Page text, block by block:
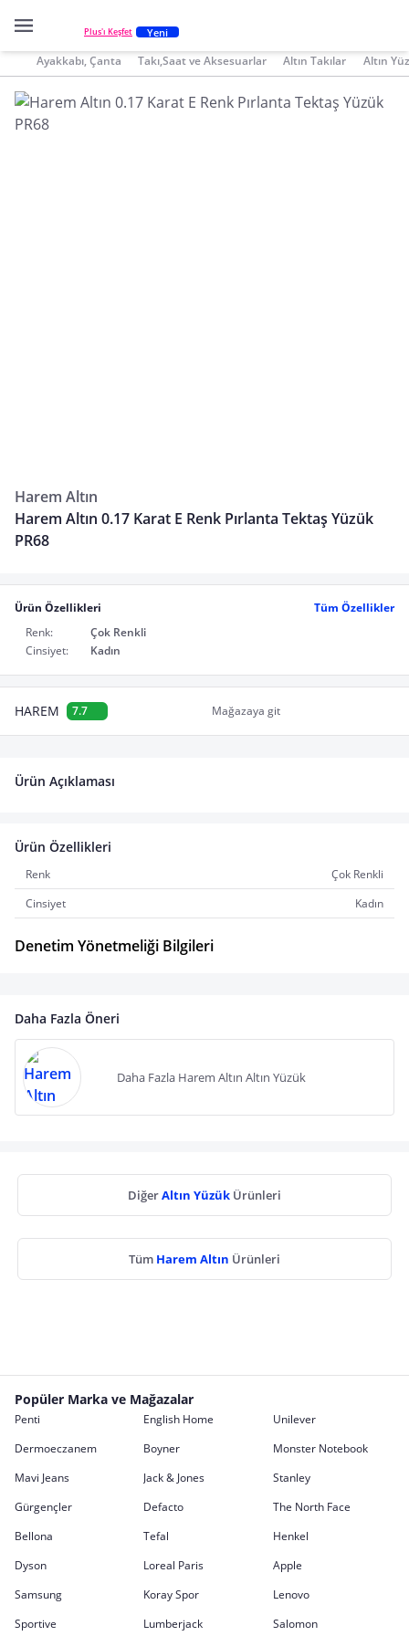
Plus'ı Keşfet Yeni
Ayakkabı, Çanta Takı,Saat ve Aksesuarlar Altın Takılar Altın
Harem Altın
Harem Altın 0.17 Karat E Renk Pırlanta Tektaş Yüzük
PR68
Ürün Özellikleri
Tüm Özellikler
Renk:
Çok Renkli
Cinsiyet:
Kadın
HAREM 7.7 Mağazaya git
Ürün Açıklaması
Ürün Özellikleri
Renk
Çok Renkli
Cinsiyet
Kadın
Denetim Yönetmeliği Bilgileri
Daha Fazla Öneri
Daha Fazla Harem Altın Altın Yüzük
DiğerAltın Yüzük Ürünleri
Tüm Harem Altın Ürünleri
Popüler Marka ve Mağazalar
Penti English Home
Unilever
Dermoeczanem
Boyner
Monster Notebook
Mavi Jeans
Jack & Jones
Stanley
Gürgençler
Defacto
The North Face
Bellona
Tefal
Henkel
Dyson
Loreal Paris
Apple
Samsung
Koray Spor
Lenovo
Sportive
Lumberjack Salomon